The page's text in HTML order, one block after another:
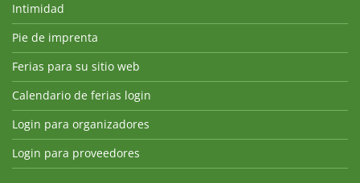
Intimidad
Pie de imprenta
Ferias para su sitio web
Calendario de ferias login
Login para organizadores
Login para proveedores